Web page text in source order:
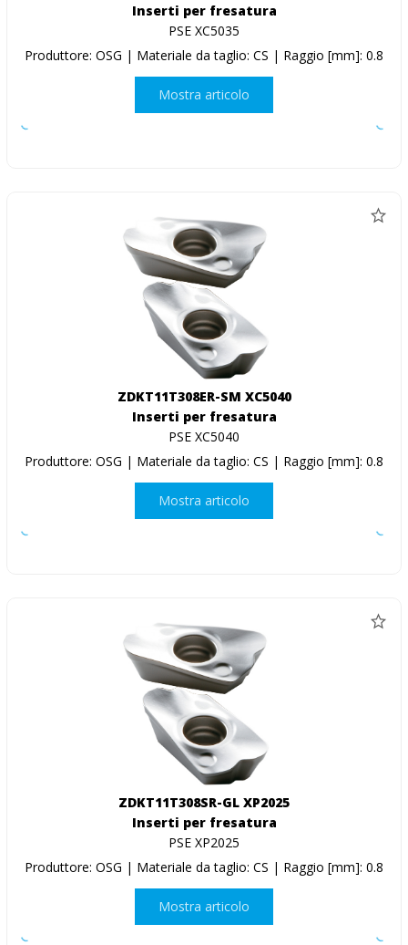
Inserti per fresatura
PSE XC5035
Produttore: OSG | Materiale da taglio: CS | Raggio [mm]: 0.8
Mostra articolo
ZDKT11T308ER-SM XC5040
Inserti per fresatura
PSE XC5040
Produttore: OSG | Materiale da taglio: CS | Raggio [mm]: 0.8
Mostra articolo
ZDKT11T308SR-GL XP2025
Inserti per fresatura
PSE XP2025
Produttore: OSG | Materiale da taglio: CS | Raggio [mm]: 0.8
Mostra articolo